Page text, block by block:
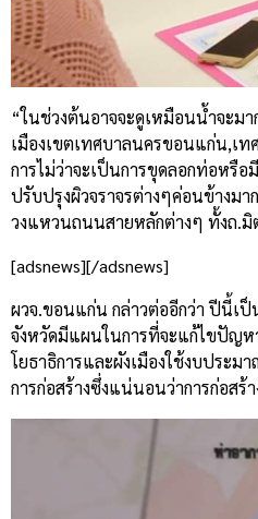
“ในช่วงต้นอาจจะดูเหมือนน้ำจะม
เมืองเขตเทศบาลนครขอนแก่น,เ
การไม่ว่าจะเป็นการขุดลอกท่อหรือ
ปรับปรุงผิวจราจรต่างๆค่อนข้างม
วงแหวนถนนสายหลักต่างๆ ทั้งถ.มิ
[adsnews][/adsnews]
ผวจ.ขอนแก่น กล่าวต่ออีกว่า ปีนี้เป็
จังหวัดมีแผนในการที่จะแก้ไขปัญห
โยธาธิการและผังเมืองใช้งบประม
การก่อสร้างซึ่งแน่นอนว่าการก่อสร้